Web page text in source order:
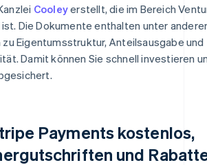
Cooleyerstellt, die im Bereich
Die Dokumente enthalten unter
zu Eigentumsstruktur, Anteilsausgabe und
Damit können Sie schnell investieren
Payments kostenlos,
und